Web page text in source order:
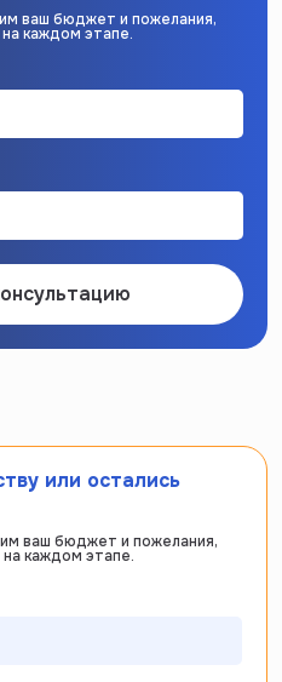
ваш бюджет и пожелания,
каждом этапе.
или остались
ваш бюджет и пожелания,
каждом этапе.